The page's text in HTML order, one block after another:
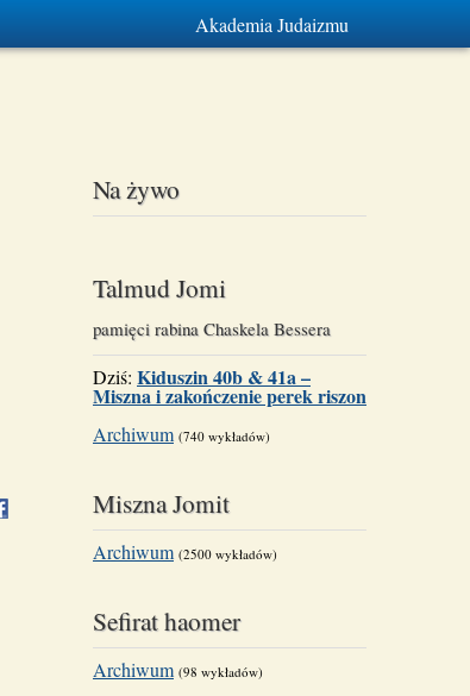
Akademia Judaizmu
Na żywo
Talmud Jomi
pamięci rabina Chaskela Bessera
Dziś: Kiduszin 40b & 41a –
Miszna i zakończenie perek riszon
Archiwum (740 wykładów)
Miszna Jomit
Archiwum (2500 wykładów)
Sefirat haomer
Archiwum (98 wykładów)